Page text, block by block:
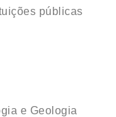
públicas
e Geologia